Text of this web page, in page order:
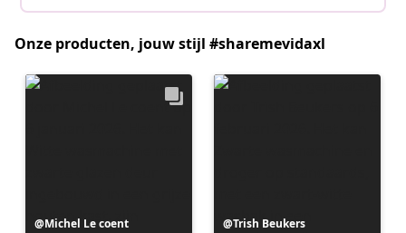
Onze producten, jouw stijl #sharemevidaxl
Bericht
Michel Le coent
Bericht
Trish Beukers